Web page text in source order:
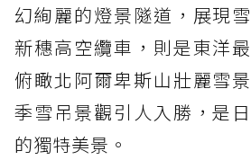
幻絢麗的燈景隧道，展現
新穗高空纜車，則是東洋
俯瞰北阿爾卑斯山壯麗雪
季雪吊景觀引人入勝，是
的獨特美景。